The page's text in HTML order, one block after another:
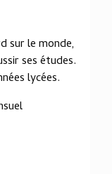
sur le monde,
ses études.
lycées.